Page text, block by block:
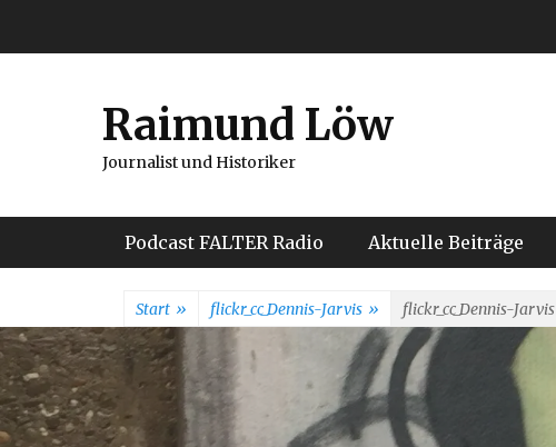
Raimund Löw
Journalist und Historiker
Hauptmenü
Podcast FALTER Radio Aktuelle Beiträge
Start » flickr_cc_Dennis-Jarvis » flickr_cc_Dennis-Jarvis